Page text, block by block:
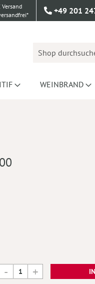
+49 201
WEINBRAND